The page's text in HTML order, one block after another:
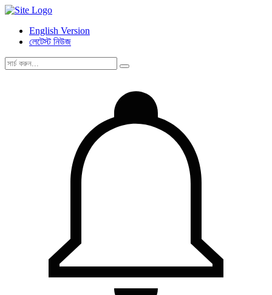
English Version
লেটেস্ট নিউজ